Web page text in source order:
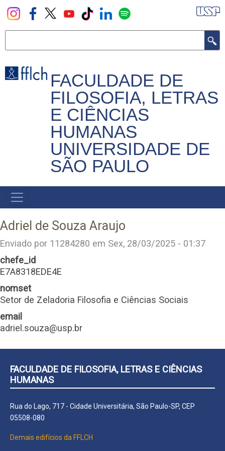
Pular
para
principal
FACULDADE DE
FILOSOFIA, LETRAS
E CIÊNCIAS
HUMANAS
UNIVERSIDADE DE
SÃO PAULO
NAVEGADOR
PRINCIPAL
Adriel de Souza Araujo
Enviado por 11284280 em Sex, 28/03/2025 - 01:37
chefe_id
E7A8318EDE4E
nomset
Setor de Zeladoria Filosofia e Ciências Sociais
email
adriel.souza@usp.br
FACULDADE DE FILOSOFIA, LETRAS E CIÊNCIAS
HUMANAS
Rua do Lago, 717 - Cidade Universitária, São Paulo-SP, CEP
05508-080
Demais edifícios da FFLCH